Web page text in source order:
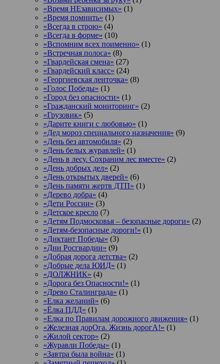
«Время НЕзависимых» (1)
«Время помнить» (1)
«Всегда в строю» (4)
«Всегда в форме» (10)
«Вспомним всех поименно» (1)
«Встречная полоса» (8)
«Гвардейская смена» (27)
«Гвардейский класс» (24)
«Георгиевская ленточка» (8)
«Голос Победы» (1)
«Город без опасности» (1)
«Гражданский мониторинг» (2)
«Грузовик» (5)
«Дарите книги с любовью» (1)
«Дед мороз специального назначения» (9)
«День без автомобиля» (2)
«День белых журавлей» (1)
«День в лесу. Сохраним лес вместе» (2)
«День добрых дел» (2)
«День открытых дверей» (6)
«День памяти жертв ДТП» (1)
«Дерево добра» (4)
«Дети России» (3)
«Детское кресло (7)
«Детям Подмосковья – безопасные дороги» (2)
«Детям-безопасные дороги!» (1)
«Диктант Победы» (3)
«Дни Росгвардии» (9)
«Добрая дорога детства» (2)
«Добрые дела ЮИД» (1)
«ДОЛЖНИК» (4)
«Дорога без Опасности!» (1)
«Древо Сталинграда» (1)
«Елка желаний» (6)
«Ёлка ПДД» (1)
«Елка по Правилам дорожного движения» (1)
«Железная дорОга. Жизнь дорогА!» (1)
«Жилой сектор» (2)
«Журавли Победы» (1)
«Завтра была война» (1)